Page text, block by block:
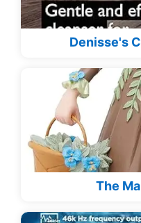
Denisse's
The